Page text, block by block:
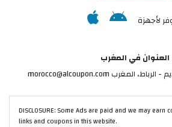
لأجهزة
العنوان في المغرب
DISCLOSURE: Some Ads are paid and we may
links and coupons in this website.